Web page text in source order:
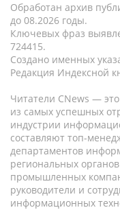
Обработан архив
до 08.2026 годы.
Ключевых фраз
724415.
Создано именных
Редакция Индексной
Читатели CNews —
из самых успешных
индустрии
составляют топ-
департаментов
региональных
промышленных
руководители и
информационных